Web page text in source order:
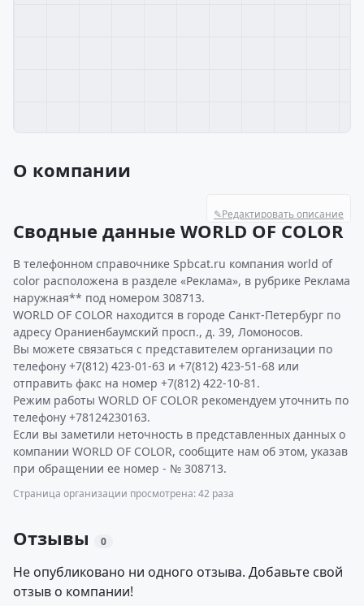
О компании
✎Редактировать описание
Сводные данные WORLD OF COLOR
В телефонном справочнике Spbcat.ru компания world of
color расположена в разделе «Реклама», в рубрике Реклама
наружная** под номером 308713.
WORLD OF COLOR находится в городе Санкт-Петербург по
адресу Ораниенбаумский просп., д. 39, Ломоносов.
Вы можете связаться с представителем организации по
телефону +7(812) 423-01-63 и +7(812) 423-51-68 или
отправить факс на номер +7(812) 422-10-81.
Режим работы WORLD OF COLOR рекомендуем уточнить по
телефону +78124230163.
Если вы заметили неточность в представленных данных о
компании WORLD OF COLOR, сообщите нам об этом, указав
при обращении ее номер - № 308713.
Страница организации просмотрена: 42 раза
Отзывы 0
Не опубликовано ни одного отзыва. Добавьте свой
отзыв о компании!